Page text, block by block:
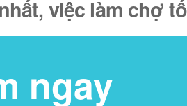
việc làm chợ
ngay